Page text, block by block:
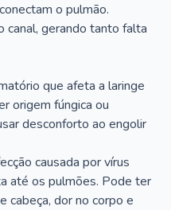
o pulmão.
canal, gerando tanto falta
que afeta a laringe
origem fúngica ou
desconforto ao engolir
causada por vírus
até os pulmões. Pode ter
cabeça, dor no corpo e